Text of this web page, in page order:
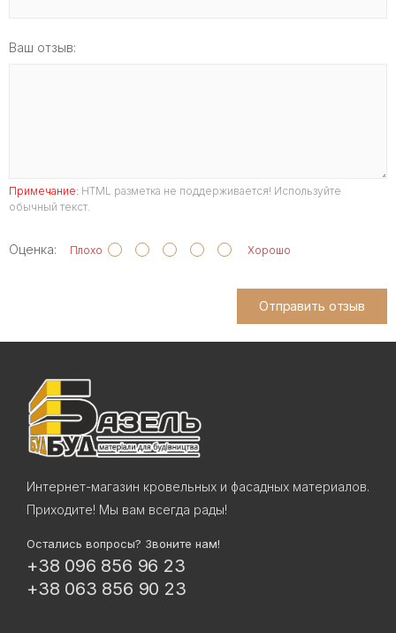
Ваш отзыв:
Примечание: HTML разметка не поддерживается! Используйте
обычный текст.
Оценка: Плохо Хорошо
Отправить отзыв
Интернет-магазин кровельных и фасадных материалов.
Приходите! Мы вам всегда рады!
Остались вопросы? Звоните нам!
+38 096 856 96 23
+38 063 856 90 23